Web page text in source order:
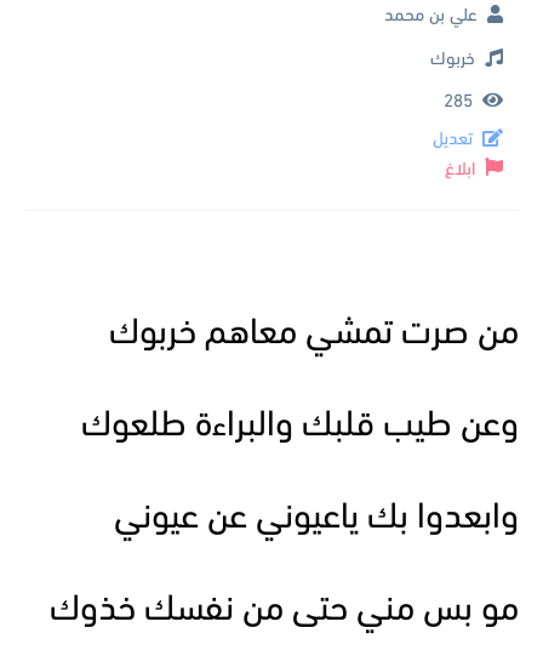
من صرت تمشي معاهم خربوك
وعن طيب قلبك والبراءة طلعوك
وابعدوا بك ياعيوني عن عيوني
مو بس مني حتى من نفسك خذوك
علي بن محمد
خربوك
285
تعديل
ابلاغ